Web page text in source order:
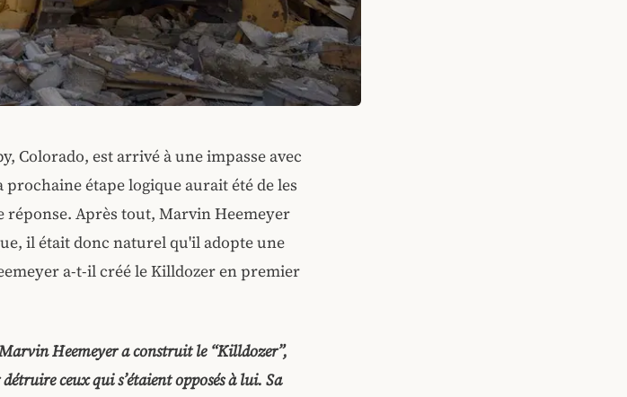
Colorado, est arrivé à une impasse avec
étape logique aurait été de les
Après tout, Marvin Heemeyer
il était donc naturel qu'il adopte une
a-t-il créé le Killdozer en premier
Heemeyer a construit le “Killdozer”,
ceux qui s’étaient opposés à lui. Sa